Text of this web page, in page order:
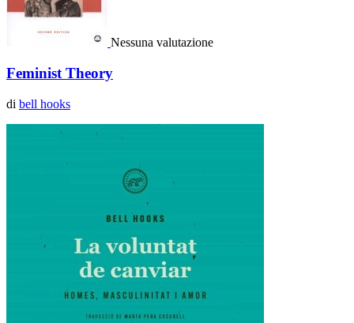
Nessuna valutazione
Feminist Theory
di bell hooks